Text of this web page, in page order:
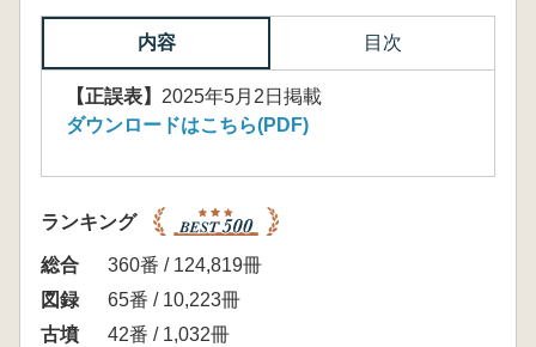
内容 目次
【正誤表】 2025年5月2日掲載
ダウンロードはこちら(PDF)
ランキング
総合
360番 / 124,819冊
図録
65番 / 10,223冊
古墳
42番 / 1,032冊